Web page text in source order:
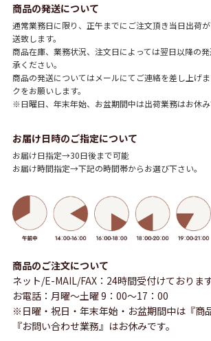
商品の発送について
通常業務日に限り、正午までにご注文頂き当日出荷
送致します。
商品在庫、業務状況、注文日によっては翌日以降の
承ください。
商品の発送についてはメールにてご連絡を差し上げ
クをお願いします。
※日曜日、年末年始、お盆期間中は出荷業務はお休み
お届け日時のご指定について
お届け日指定→30日後まで可能
お届け時間指定→下記の時間帯からお選び下さい。
商品のご注文について
ネット/E-MAIL/FAX：24時間受付けております
お電話：月曜～土曜 9：00～17：00
※日曜・祝日・年末年始・お盆期間中は『商
『お問い合わせ業務』はお休みです。